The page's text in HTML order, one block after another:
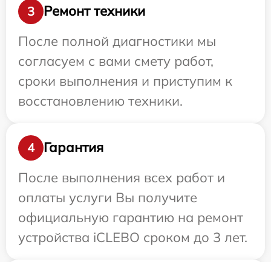
3
Ремонт техники
После полной диагностики мы
согласуем с вами смету работ,
сроки выполнения и приступим к
восстановлению техники.
4
Гарантия
После выполнения всех работ и
оплаты услуги Вы получите
официальную гарантию на ремонт
устройства iCLEBO сроком до 3 лет.